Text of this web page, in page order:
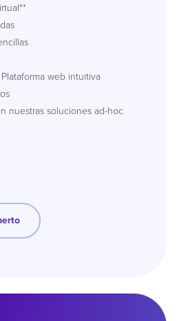
web intuitiva
nuestras soluciones ad-hoc